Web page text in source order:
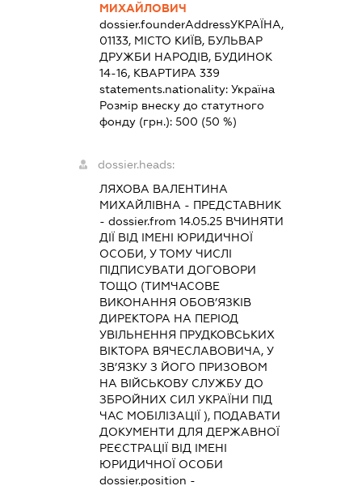
МИХАЙЛОВИЧ
dossier.founderAddressУКРАЇНА,
01133, МІСТО КИЇВ, БУЛЬВАР
ДРУЖБИ НАРОДІВ, БУДИНОК
14-16, КВАРТИРА 339
statements.nationality: Україна
Розмір внеску до статутного
фонду (грн.): 500 (50 %)
dossier.heads:
ЛЯХОВА ВАЛЕНТИНА
МИХАЙЛІВНА - ПРЕДСТАВНИК
- dossier.from 14.05.25ВЧИНЯТИ
ДІЇ ВІД ІМЕНІ ЮРИДИЧНОЇ
ОСОБИ, У ТОМУ ЧИСЛІ
ПІДПИСУВАТИ ДОГОВОРИ
ТОЩО (ТИМЧАСОВЕ
ВИКОНАННЯ ОБОВ’ЯЗКІВ
ДИРЕКТОРА НА ПЕРІОД
УВІЛЬНЕННЯ ПРУДКОВСЬКИХ
ВІКТОРА ВЯЧЕСЛАВОВИЧА, У
ЗВ’ЯЗКУ З ЙОГО ПРИЗОВОМ
НА ВІЙСЬКОВУ СЛУЖБУ ДО
ЗБРОЙНИХ СИЛ УКРАЇНИ ПІД
ЧАС МОБІЛІЗАЦІЇ ), ПОДАВАТИ
ДОКУМЕНТИ ДЛЯ ДЕРЖАВНОЇ
РЕЄСТРАЦІЇ ВІД ІМЕНІ
ЮРИДИЧНОЇ ОСОБИ
dossier.position -